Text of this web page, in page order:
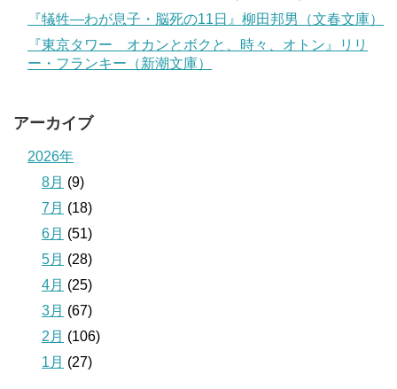
『犠牲―わが息子・脳死の11日』柳田邦男（文春文庫）
『東京タワー オカンとボクと、時々、オトン』リリ
ー・フランキー（新潮文庫）
アーカイブ
2026年
8月 (9)
7月 (18)
6月 (51)
5月 (28)
4月 (25)
3月 (67)
2月 (106)
1月 (27)